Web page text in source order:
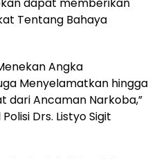
dapat memberikan
Tentang Bahaya
Angka
Menyelamatkan hingga
dari Ancaman Narkoba,”
Drs. Listyo Sigit